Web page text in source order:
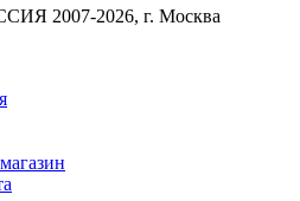
2007-2026, г. Москва